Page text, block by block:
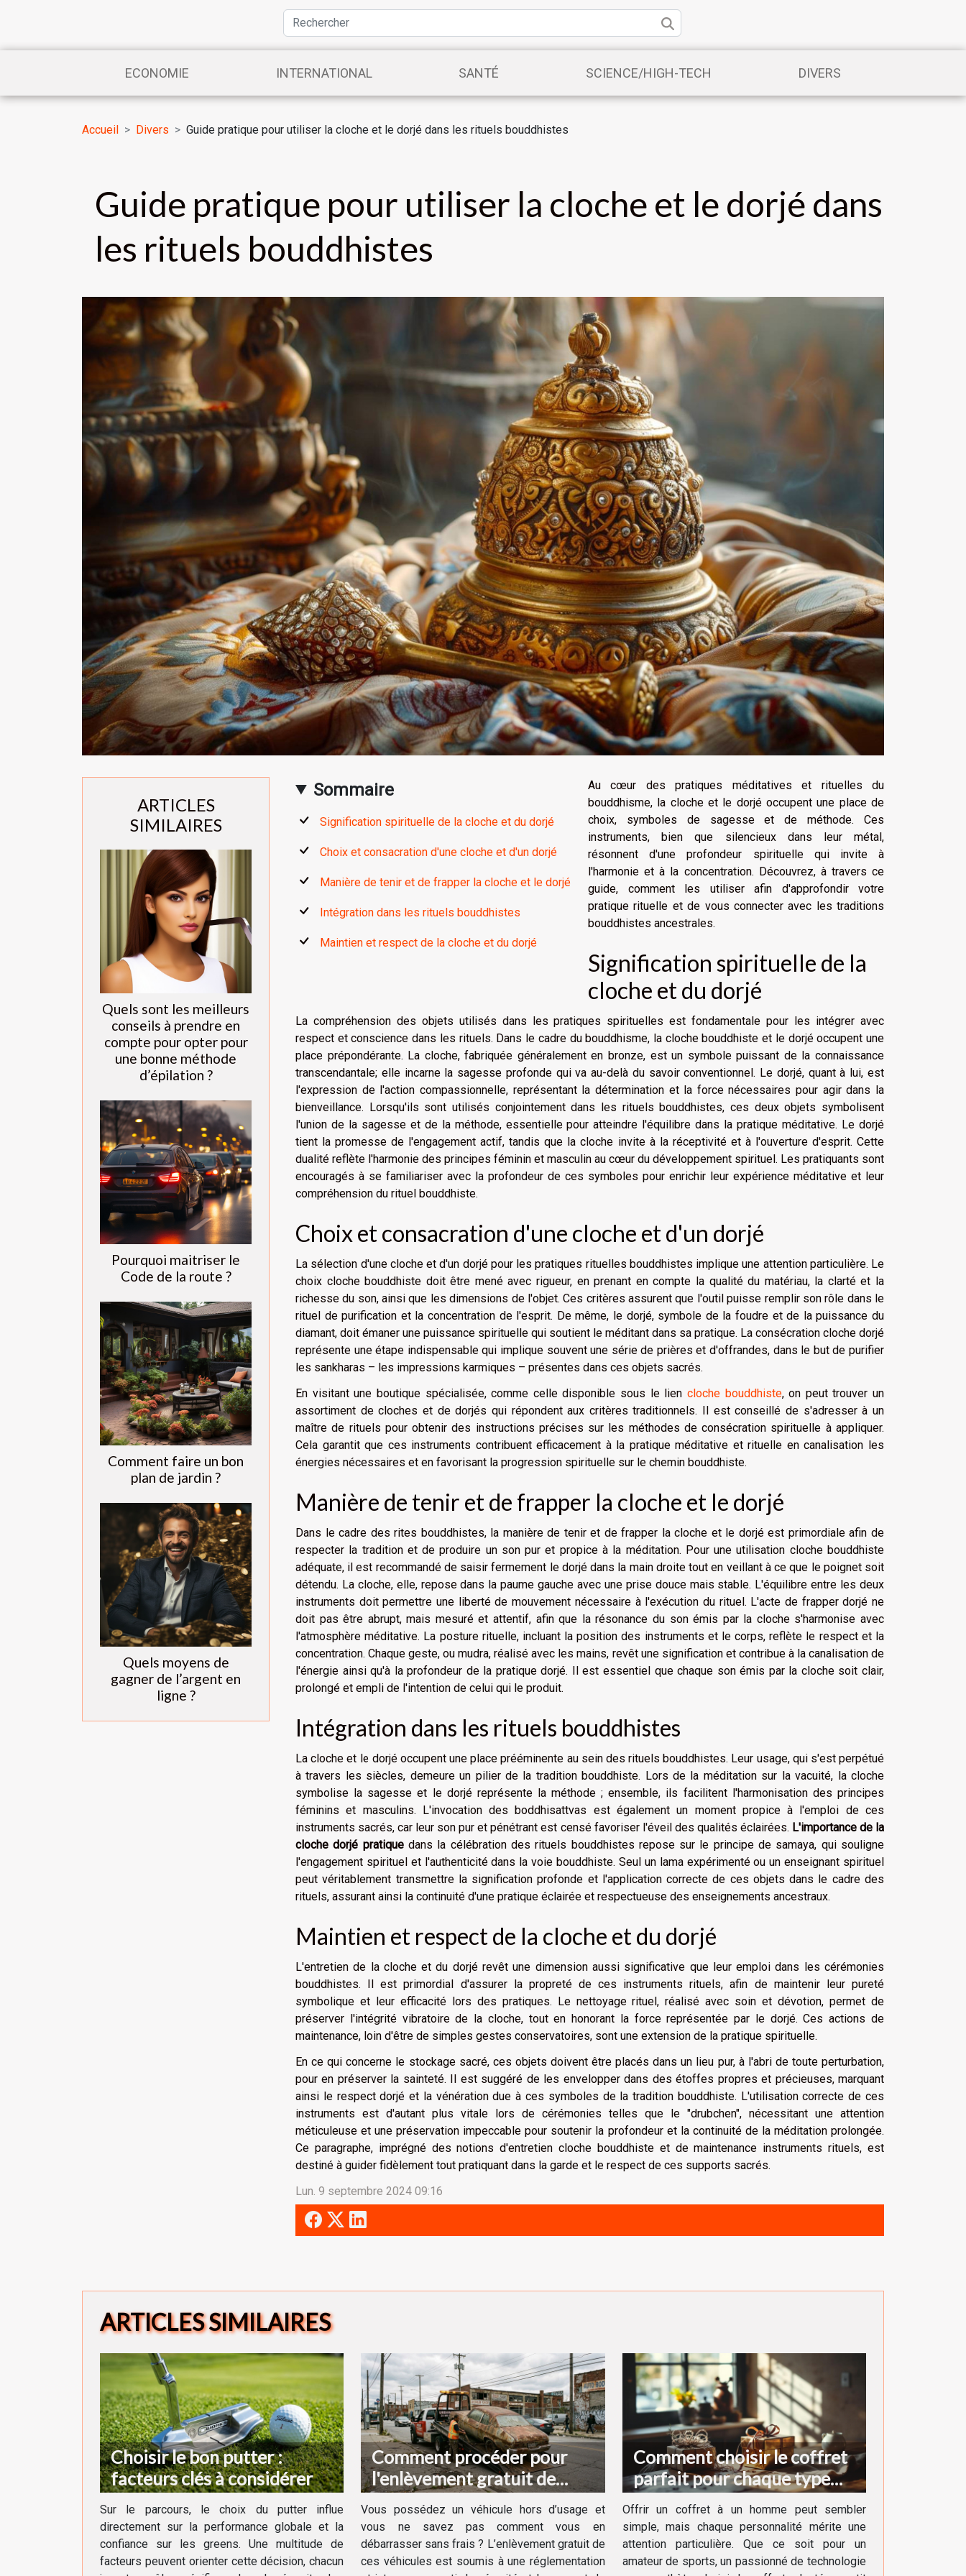
ECONOMIE INTERNATIONAL SANTÉ SCIENCE/HIGH-TECH DIVERS
Accueil Divers Guide pratique pour utiliser la cloche et le dorjé dans les rituels bouddhistes
Guide pratique pour utiliser la cloche et le dorjé dans
les rituels bouddhistes
ARTICLES
SIMILAIRES
Quels sont les meilleurs
conseils à prendre en
compte pour opter pour
une bonne méthode
d’épilation ?
Pourquoi maitriser le
Code de la route ?
Comment faire un bon
plan de jardin ?
Quels moyens de
gagner de l’argent en
ligne ?
Sommaire
Signification spirituelle de la cloche et du dorjé
Choix et consacration d'une cloche et d'un dorjé
Manière de tenir et de frapper la cloche et le dorjé
Intégration dans les rituels bouddhistes
Maintien et respect de la cloche et du dorjé
Au cœur des pratiques méditatives et rituelles du
bouddhisme, la cloche et le dorjé occupent une place de
choix, symboles de sagesse et de méthode. Ces
instruments, bien que silencieux dans leur métal,
résonnent d'une profondeur spirituelle qui invite à
l'harmonie et à la concentration. Découvrez, à travers ce
guide, comment les utiliser afin d'approfondir votre
pratique rituelle et de vous connecter avec les traditions
bouddhistes ancestrales.
Signification spirituelle de la
cloche et du dorjé
La compréhension des objets utilisés dans les pratiques spirituelles est fondamentale pour les intégrer avec
respect et conscience dans les rituels. Dans le cadre du bouddhisme, la cloche bouddhiste et le dorjé occupent une
place prépondérante. La cloche, fabriquée généralement en bronze, est un symbole puissant de la connaissance
transcendantale; elle incarne la sagesse profonde qui va au-delà du savoir conventionnel. Le dorjé, quant à lui, est
l'expression de l'action compassionnelle, représentant la détermination et la force nécessaires pour agir dans la
bienveillance. Lorsqu'ils sont utilisés conjointement dans les rituels bouddhistes, ces deux objets symbolisent
l'union de la sagesse et de la méthode, essentielle pour atteindre l'équilibre dans la pratique méditative. Le dorjé
tient la promesse de l'engagement actif, tandis que la cloche invite à la réceptivité et à l'ouverture d'esprit. Cette
dualité reflète l'harmonie des principes féminin et masculin au cœur du développement spirituel. Les pratiquants sont
encouragés à se familiariser avec la profondeur de ces symboles pour enrichir leur expérience méditative et leur
compréhension du rituel bouddhiste.
Choix et consacration d'une cloche et d'un dorjé
La sélection d'une cloche et d'un dorjé pour les pratiques rituelles bouddhistes implique une attention particulière. Le
choix cloche bouddhiste doit être mené avec rigueur, en prenant en compte la qualité du matériau, la clarté et la
richesse du son, ainsi que les dimensions de l'objet. Ces critères assurent que l'outil puisse remplir son rôle dans le
rituel de purification et la concentration de l'esprit. De même, le dorjé, symbole de la foudre et de la puissance du
diamant, doit émaner une puissance spirituelle qui soutient le méditant dans sa pratique. La consécration cloche dorjé
représente une étape indispensable qui implique souvent une série de prières et d'offrandes, dans le but de purifier
les sankharas – les impressions karmiques – présentes dans ces objets sacrés.
En visitant une boutique spécialisée, comme celle disponible sous le lien cloche bouddhiste, on peut trouver un
assortiment de cloches et de dorjés qui répondent aux critères traditionnels. Il est conseillé de s'adresser à un
maître de rituels pour obtenir des instructions précises sur les méthodes de consécration spirituelle à appliquer.
Cela garantit que ces instruments contribuent efficacement à la pratique méditative et rituelle en canalisation les
énergies nécessaires et en favorisant la progression spirituelle sur le chemin bouddhiste.
Manière de tenir et de frapper la cloche et le dorjé
Dans le cadre des rites bouddhistes, la manière de tenir et de frapper la cloche et le dorjé est primordiale afin de
respecter la tradition et de produire un son pur et propice à la méditation. Pour une utilisation cloche bouddhiste
adéquate, il est recommandé de saisir fermement le dorjé dans la main droite tout en veillant à ce que le poignet soit
détendu. La cloche, elle, repose dans la paume gauche avec une prise douce mais stable. L'équilibre entre les deux
instruments doit permettre une liberté de mouvement nécessaire à l'exécution du rituel. L'acte de frapper dorjé ne
doit pas être abrupt, mais mesuré et attentif, afin que la résonance du son émis par la cloche s'harmonise avec
l'atmosphère méditative. La posture rituelle, incluant la position des instruments et le corps, reflète le respect et la
concentration. Chaque geste, ou mudra, réalisé avec les mains, revêt une signification et contribue à la canalisation de
l'énergie ainsi qu'à la profondeur de la pratique dorjé. Il est essentiel que chaque son émis par la cloche soit clair,
prolongé et empli de l'intention de celui qui le produit.
Intégration dans les rituels bouddhistes
La cloche et le dorjé occupent une place prééminente au sein des rituels bouddhistes. Leur usage, qui s'est perpétué
à travers les siècles, demeure un pilier de la tradition bouddhiste. Lors de la méditation sur la vacuité, la cloche
symbolise la sagesse et le dorjé représente la méthode ; ensemble, ils facilitent l'harmonisation des principes
féminins et masculins. L'invocation des boddhisattvas est également un moment propice à l'emploi de ces
instruments sacrés, car leur son pur et pénétrant est censé favoriser l'éveil des qualités éclairées. L'importance de la
cloche dorjé pratiquedans la célébration des rituels bouddhistes repose sur le principe de samaya, qui souligne
l'engagement spirituel et l'authenticité dans la voie bouddhiste. Seul un lama expérimenté ou un enseignant spirituel
peut véritablement transmettre la signification profonde et l'application correcte de ces objets dans le cadre des
rituels, assurant ainsi la continuité d'une pratique éclairée et respectueuse des enseignements ancestraux.
Maintien et respect de la cloche et du dorjé
L'entretien de la cloche et du dorjé revêt une dimension aussi significative que leur emploi dans les cérémonies
bouddhistes. Il est primordial d'assurer la propreté de ces instruments rituels, afin de maintenir leur pureté
symbolique et leur efficacité lors des pratiques. Le nettoyage rituel, réalisé avec soin et dévotion, permet de
préserver l'intégrité vibratoire de la cloche, tout en honorant la force représentée par le dorjé. Ces actions de
maintenance, loin d'être de simples gestes conservatoires, sont une extension de la pratique spirituelle.
En ce qui concerne le stockage sacré, ces objets doivent être placés dans un lieu pur, à l'abri de toute perturbation,
pour en préserver la sainteté. Il est suggéré de les envelopper dans des étoffes propres et précieuses, marquant
ainsi le respect dorjé et la vénération due à ces symboles de la tradition bouddhiste. L'utilisation correcte de ces
instruments est d'autant plus vitale lors de cérémonies telles que le "drubchen", nécessitant une attention
méticuleuse et une préservation impeccable pour soutenir la profondeur et la continuité de la méditation prolongée.
Ce paragraphe, imprégné des notions d'entretien cloche bouddhiste et de maintenance instruments rituels, est
destiné à guider fidèlement tout pratiquant dans la garde et le respect de ces supports sacrés.
Lun. 9 septembre 2024 09:16
ARTICLES SIMILAIRES
Choisir le bon putter :
facteurs clés à considérer
Sur le parcours, le choix du putter influe
directement sur la performance globale et la
confiance sur les greens. Une multitude de
facteurs peuvent orienter cette décision, chacun
Comment procéder pour
l'enlèvement gratuit de
votre véhicule hors d'usage ?
Vous possédez un véhicule hors d’usage et
vous ne savez pas comment vous en
débarrasser sans frais ? L’enlèvement gratuit de
ces véhicules est soumis à une réglementation
Comment choisir le coffret
parfait pour chaque type
d'homme ?
Offrir un coffret à un homme peut sembler
simple, mais chaque personnalité mérite une
attention particulière. Que ce soit pour un
amateur de sports, un passionné de technologie